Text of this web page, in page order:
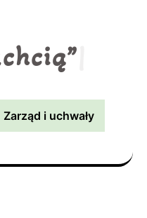
Zarząd i uchwały